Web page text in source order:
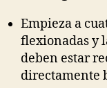
Empieza a
flexionadas y
deben estar
directamente